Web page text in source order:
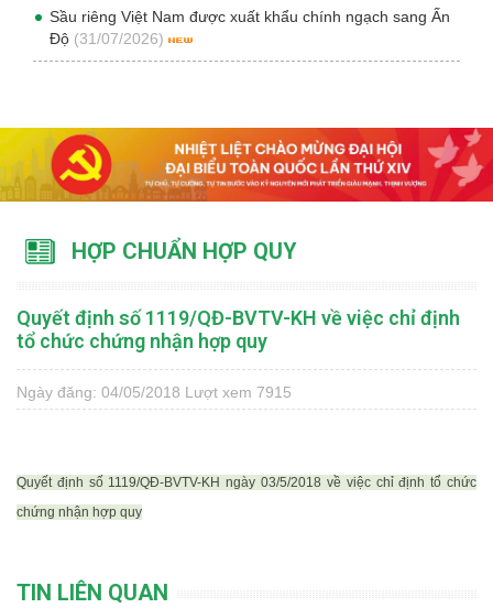
Sầu riêng Việt Nam được xuất khẩu chính ngạch sang Ấn
Độ (31/07/2026)
HỢP CHUẨN HỢP QUY
Quyết định số 1119/QĐ-BVTV-KH về việc chỉ định
tổ chức chứng nhận hợp quy
Ngày đăng: 04/05/2018 Lượt xem 7915
Quyết định số 1119/QĐ-BVTV-KH ngày 03/5/2018 về việc chỉ định tổ chức
chứng nhận hợp quy
TIN LIÊN QUAN